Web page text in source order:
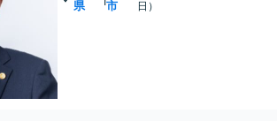
県
市
日）